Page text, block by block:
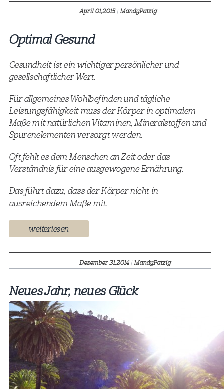
April 01,2015 |MandyPatzig
Optimal Gesund
Gesundheit ist ein wichtiger persönlicher und
gesellschaftlicher Wert.
Für allgemeines Wohlbefinden und tägliche
Leistungsfähigkeit muss der Körper in optimalem
Maße mit natürlichen Vitaminen, Mineralstoffen und
Spurenelementen versorgt werden.
Oft fehlt es dem Menschen an Zeit oder das
Verständnis für eine ausgewogene Ernährung.
Das führt dazu, dass der Körper nicht in
ausreichendem Maße mit.
weiterlesen
Dezember 31,2014 |MandyPatzig
Neues Jahr, neues Glück